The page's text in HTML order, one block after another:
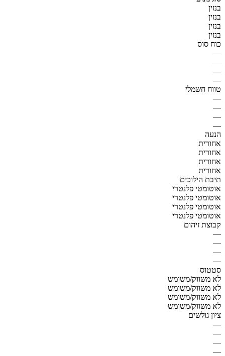
בנזין
בנזין
בנזין
בנזין
כוח סוס
—
—
—
—
טווח חשמלי
—
—
—
—
הנעה
אחורית
אחורית
אחורית
אחורית
תיבת הילוכים
אוטומטי פלנטרי
אוטומטי פלנטרי
אוטומטי פלנטרי
אוטומטי פלנטרי
קבוצת זיהום
—
—
—
—
סטטוס
לא משווק/משומש
לא משווק/משומש
לא משווק/משומש
לא משווק/משומש
ציון גולשים
—
—
—
—